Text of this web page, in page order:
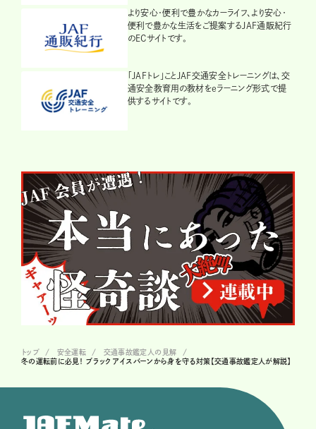
より安心・便利で豊かなカーライフ、より安心・
便利で豊かな生活をご提案するJAF通販紀行
のECサイトです。
「JAFトレ」ことJAF交通安全トレーニングは、交
通安全教育用の教材をeラーニング形式で提
供するサイトです。
トップ 安全運転
交通事故鑑定人の見解
冬の運転前に必見！ ブラックアイスバーンから身を守る対策【交通事故鑑定人が解説】